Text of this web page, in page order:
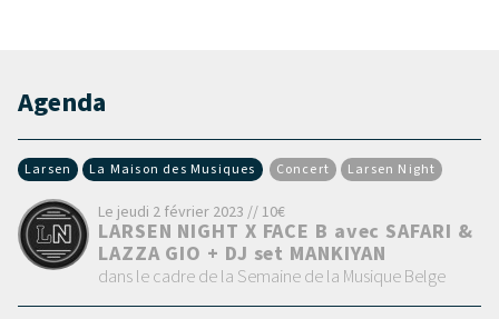
Agenda
Larsen La Maison des Musiques Concert Larsen Night
Le jeudi 2 février 2023 // 10€
LARSEN NIGHT X FACE B avec SAFARI &
LAZZA GIO + DJ set MANKIYAN
dans le cadre de la Semaine de la Musique Belge